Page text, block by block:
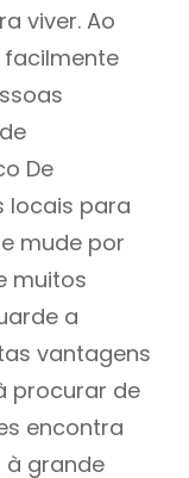
viver. Ao
De
locais para
mude por
muitos
a
vantagens
procurar de
encontra
à grande